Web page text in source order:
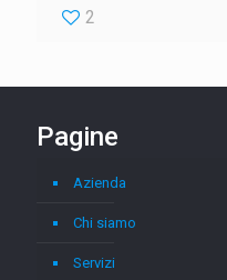
2
Pagine
Azienda
Chi siamo
Servizi